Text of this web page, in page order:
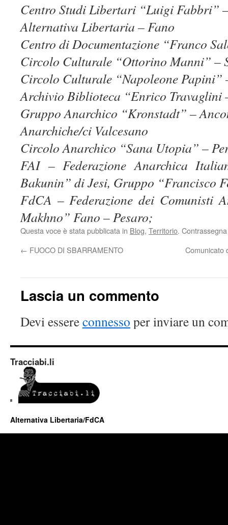
Centro Studi Libertari “Luigi Fabbri”
Alternativa Libertaria – Fano
Centro di Documentazione “Franco
Circolo Culturale “Ottorino Manni” –
Circolo Culturale “Napoleone Papini”
Archivio Biblioteca “Enrico Travaglini
Gruppo Anarchico “Kronstadt” –
Anarchiche/ci Valcesano
Circolo Anarchico “Sana Utopia” –
FAI – Federazione Anarchica
Bakunin” di Jesi, Gruppo “Francisco
FdCA – Federazione dei Comunisti
Makhno” Fano – Pesaro;
Questa voce è stata pubblicata in Blog, Territorio.
← FUOCO DI SBARRAMENTO Comunicato
Lascia un commento
Devi essereconnesso per inviare un
Tracciabi.li
Alternativa Libertaria/FdCA